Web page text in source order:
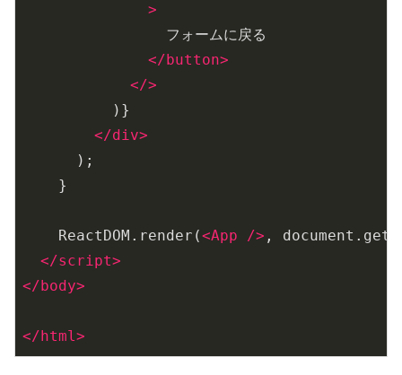
              >
                フォームに戻る
</button>
</>
          )}
</div>
      );
    }
    ReactDOM.render(
<App /> ,
</script>
</body>
</html>